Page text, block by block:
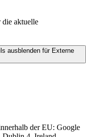
aktuelle
ausblendenfür Externe
der EU: Google